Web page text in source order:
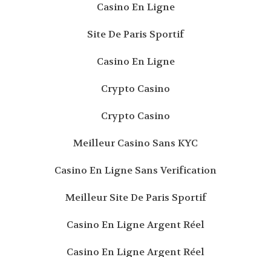
Casino En Ligne
Site De Paris Sportif
Casino En Ligne
Crypto Casino
Crypto Casino
Meilleur Casino Sans KYC
Casino En Ligne Sans Verification
Meilleur Site De Paris Sportif
Casino En Ligne Argent Réel
Casino En Ligne Argent Réel